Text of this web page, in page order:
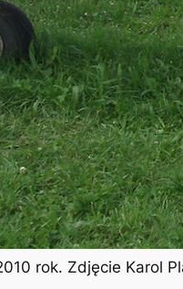
rok. Zdjęcie Karol